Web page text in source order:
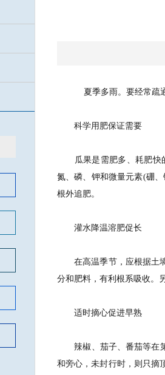
夏季多雨。要经常疏
科学用肥保证需要
瓜果是需肥多、耗肥快的
氮、磷、钾和微量元素(硼
根外追肥。
灌水降温溶肥促长
在高温季节，应根据土墒
分和肥料，有利根系吸收。
适时摘心促进早熟
辣椒、茄子、番茄等在第
和旁心，未封行时，则只摘